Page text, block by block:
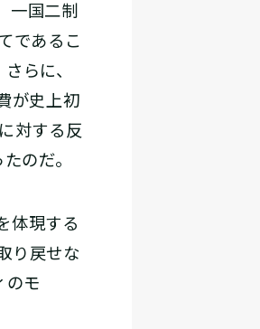
一国二制
であるこ
らに、
が史上初
対する反
のだ。
体現する
り戻せな
のモ